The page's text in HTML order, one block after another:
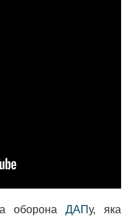
оборона ДАПу, яка